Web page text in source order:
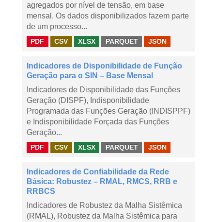
agregados por nível de tensão, em base
mensal. Os dados disponibilizados fazem parte
de um processo...
PDF CSV XLSX PARQUET JSON
Indicadores de Disponibilidade de Função
Geração para o SIN – Base Mensal
Indicadores de Disponibilidade das Funções
Geração (DISPF), Indisponibilidade
Programada das Funções Geração (INDISPPF)
e Indisponibilidade Forçada das Funções
Geração...
PDF CSV XLSX PARQUET JSON
Indicadores de Confiabilidade da Rede
Básica: Robustez – RMAL, RMCS, RRB e
RRBCS
Indicadores de Robustez da Malha Sistêmica
(RMAL), Robustez da Malha Sistêmica para